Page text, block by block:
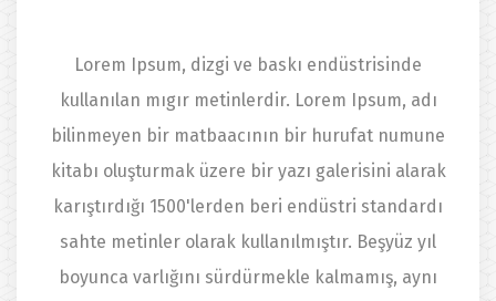
Lorem Ipsum, dizgi ve baskı endüstrisinde
kullanılan mıgır metinlerdir. Lorem Ipsum, adı
bilinmeyen bir matbaacının bir hurufat numune
kitabı oluşturmak üzere bir yazı galerisini alarak
karıştırdığı 1500'lerden beri endüstri standardı
sahte metinler olarak kullanılmıştır. Beşyüz yıl
boyunca varlığını sürdürmekle kalmamış, aynı